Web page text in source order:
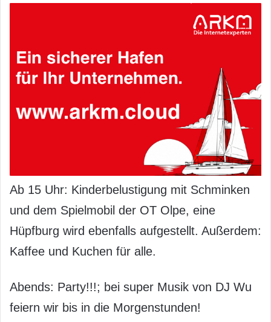
Ab 15 Uhr: Kinderbelustigung mit Schminken
und dem Spielmobil der OT Olpe, eine
Hüpfburg wird ebenfalls aufgestellt. Außerdem:
Kaffee und Kuchen für alle.
Abends: Party!!!; bei super Musik von DJ Wu
feiern wir bis in die Morgenstunden!